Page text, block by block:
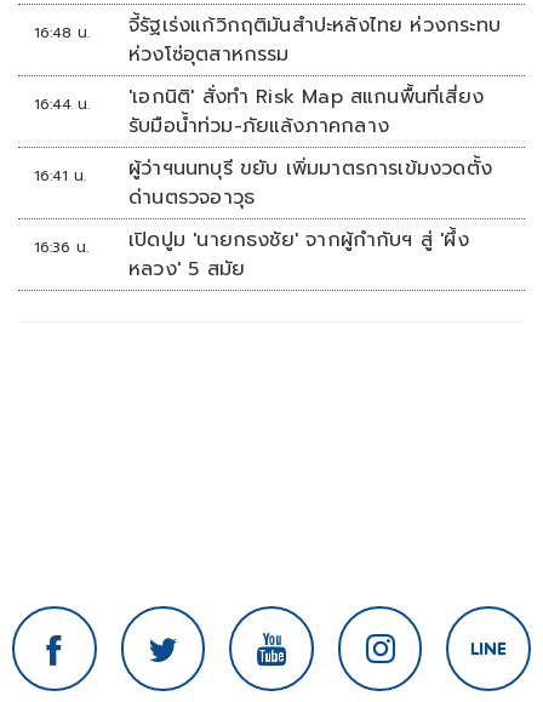
16:48 น.
จี้รัฐเร่งแก้วิกฤติมันสำปะหลังไทย ห่วงกระทบ
ห่วงโซ่อุตสาหกรรม
16:44 น.
'เอกนิติ' สั่งทำ Risk Map สแกนพื้นที่เสี่ยง
รับมือน้ำท่วม-ภัยแล้งภาคกลาง
16:41 น.
ผู้ว่าฯนนทบุรี ขยับ เพิ่มมาตรการเข้มงวดตั้ง
ด่านตรวจอาวุธ
16:36 น.
เปิดปูม 'นายกธงชัย' จากผู้กำกับฯ สู่ 'ผึ้ง
หลวง' 5 สมัย